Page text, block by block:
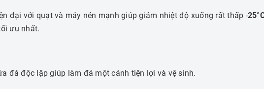
đại với quạt và máy nén mạnh giúp giảm nhiệt độ xuống rất thấp -
ưu nhất.
đá độc lập giúp làm đá một cánh tiện lợi và vệ sinh.